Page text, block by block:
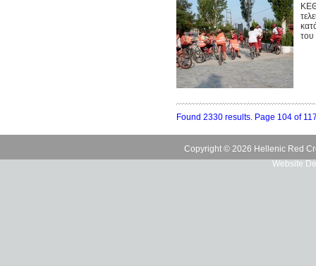
Found 2330 results. Page 104 of
Copyright © 2026 Hellenic Red
Website